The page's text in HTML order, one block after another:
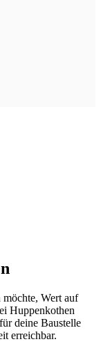
möchte, Wert auf
Huppenkothen
deine Baustelle
erreichbar.